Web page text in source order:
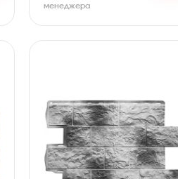
менеджера